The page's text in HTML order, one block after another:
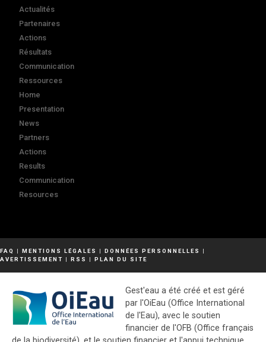
Actualités
Partenaires
Actions
Résultats
Communication
Ressources
Home
Presentation
News
Partners
Actions
Results
Communication
Resources
FAQ | MENTIONS LÉGALES | DONNÉES PERSONNELLES
|
AVERTISSEMENT | RSS | PLAN DU SITE
Gest'eau a été créé et est géré
par l'OiEau (Office International
de l'Eau), avec le soutien
financier de l'OFB (Office français